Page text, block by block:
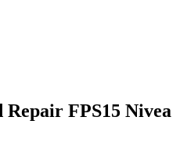
FPS15 Nivea